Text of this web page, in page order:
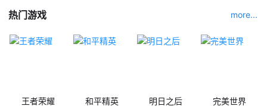
热门游戏 more...
王者荣耀 和平精英 明日之后 完美世界